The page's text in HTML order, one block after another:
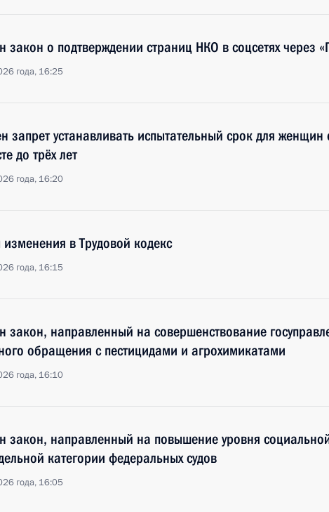
закон о подтверждении страниц НКО в соцсетях через
года, 16:25
запрет устанавливать испытательный срок для женщин
до трёх лет
года, 16:20
в Трудовой кодекс
года, 16:15
закон, направленный на совершенствование
обращения с пестицидами и агрохимикатами
года, 16:10
закон, направленный на повышение уровня
категории федеральных судов
года, 16:05